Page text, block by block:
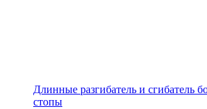
Длинные разгибатель и сгибатель
стопы